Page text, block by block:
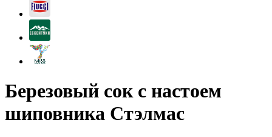
Березовый сок с настоем
шиповника Стэлмас